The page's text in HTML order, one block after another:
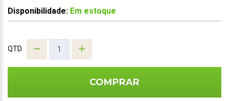
Disponibilidade: Em estoque
QTD
COMPRAR